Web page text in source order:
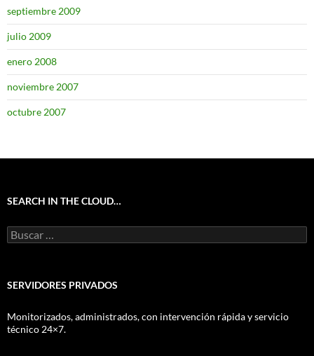
septiembre 2009
julio 2009
enero 2008
noviembre 2007
octubre 2007
SEARCH IN THE CLOUD…
Buscar:
SERVIDORES PRIVADOS
Monitorizados, administrados, con intervención rápida y servicio
técnico 24×7.